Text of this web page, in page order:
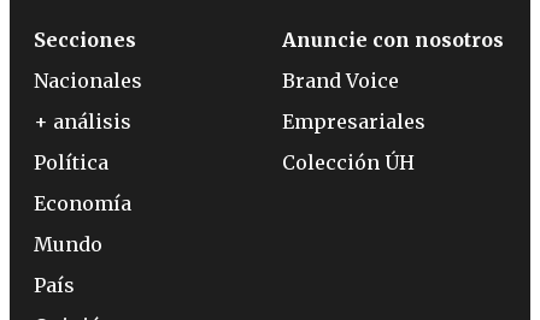
Secciones
Nacionales
+ análisis
Política
Economía
Mundo
País
Anuncie con nosotros
Brand Voice
Empresariales
Colección ÚH